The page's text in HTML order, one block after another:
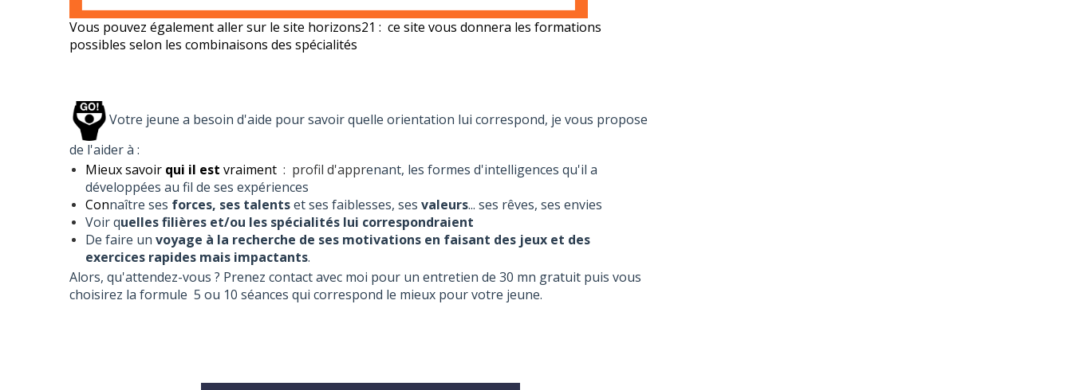
Vous pouvez également aller sur le site horizons21 : ce site vous donnera les formations
possibles selon les combinaisons des spécialités
Votre jeune a besoin d'aide pour savoir quelle orientation lui correspond, je vous propose
de l'aider à :
Mieux savoir qui il est vraiment : profil d'apprenant, les formes d'intelligences qu'il a
développées au fil de ses expériences
Connaître ses forces, ses talentset ses faiblesses, ses valeurs... ses rêves, ses envies
Voir quelles filières et/ou les spécialités lui correspondraient
De faire un voyage à la recherche de ses motivations en faisant des jeux et des
exercices rapides mais impactants.
Alors, qu'attendez-vous ? Prenez contact avec moi pour un entretien de 30 mn gratuit puis vous
choisirez la formule 5 ou 10 séances qui correspond le mieux pour votre jeune.